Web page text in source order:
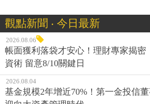
觀點新聞 ‧ 今日最新
2026.08.06
帳面獲利落袋才安心！理財專家揭密
資術 留意8/10關鍵日
2026.08.04
基金規模2年增近70%！第一金投信